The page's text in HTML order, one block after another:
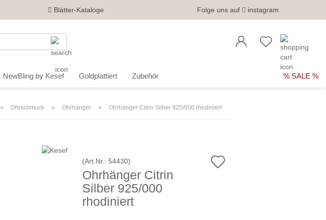
Blätter-Kataloge Folge uns auf instagram
NewBling by Kesef Goldplattiert Zubehör % SALE %
» Ohrschmuck » Ohrhänger » Ohrhänger Citrin Silber 925/000 rhodiniert
(Art.Nr.: 54430)
Ohrhänger Citrin
Silber 925/000
rhodiniert